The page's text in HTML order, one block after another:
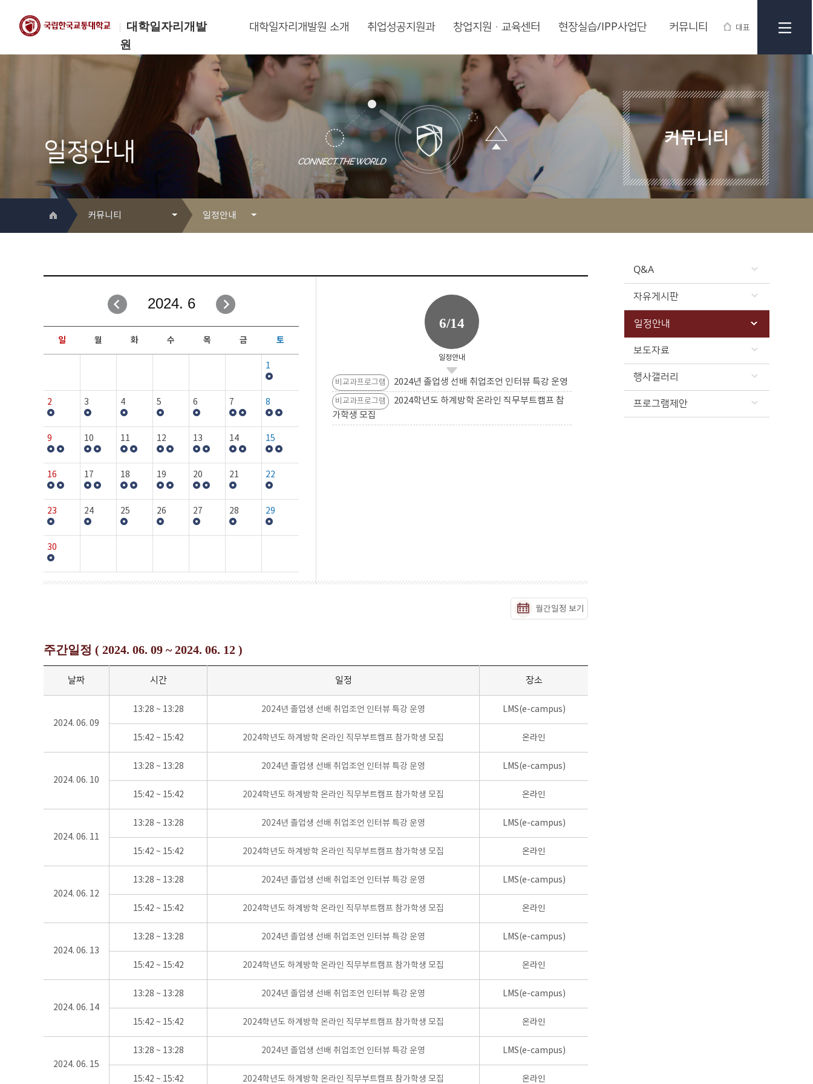
대학일자리개발
원
대표
한국교통대학교
대학일자리개발원
대학일자리개발원 소개 취업성공지원과 창업지원·교육센터 현장실습/IPP사업단 커뮤니티
일정안내
커뮤니티
커뮤니티
취업성공지원과
창업지원·교육센터
현장실습/IPP사업단
커뮤니티
일정안내
자유게시판
일정안내
보도자료
행사갤러리
Q&A
자유게시판
일정안내
보도자료
행사갤러리
프로그램제안
2024. 6
일 월 화 수 목 금 토
1
2 3 4 5 6 7 8
9 10 11 12 13 14 15
16 17 18 19 20 21 22
23 24 25 26 27 28 29
30
6/14
일정안내
비교과프로그램 2024년 졸업생 선배 취업조언 인터뷰 특강 운영
비교과프로그램
2024학년도 하계방학 온라인 직무부트캠프 참
가학생 모집
월간일정 보기
주간일정 ( 2024. 06. 09 ~ 2024. 06. 12 )
날짜 시간 일정 장소
2024. 06. 09
13:28 ~ 13:28 2024년 졸업생 선배 취업조언 인터뷰 특강 운영 LMS(e-campus)
15:42 ~ 15:42 2024학년도 하계방학 온라인 직무부트캠프 참가학생 모집 온라인
2024. 06. 10
13:28 ~ 13:28 2024년 졸업생 선배 취업조언 인터뷰 특강 운영 LMS(e-campus)
15:42 ~ 15:42 2024학년도 하계방학 온라인 직무부트캠프 참가학생 모집 온라인
2024. 06. 11
13:28 ~ 13:28 2024년 졸업생 선배 취업조언 인터뷰 특강 운영 LMS(e-campus)
15:42 ~ 15:42 2024학년도 하계방학 온라인 직무부트캠프 참가학생 모집 온라인
2024. 06. 12
13:28 ~ 13:28 2024년 졸업생 선배 취업조언 인터뷰 특강 운영 LMS(e-campus)
15:42 ~ 15:42 2024학년도 하계방학 온라인 직무부트캠프 참가학생 모집 온라인
2024. 06. 13
13:28 ~ 13:28 2024년 졸업생 선배 취업조언 인터뷰 특강 운영 LMS(e-campus)
15:42 ~ 15:42 2024학년도 하계방학 온라인 직무부트캠프 참가학생 모집 온라인
2024. 06. 14
13:28 ~ 13:28 2024년 졸업생 선배 취업조언 인터뷰 특강 운영 LMS(e-campus)
15:42 ~ 15:42 2024학년도 하계방학 온라인 직무부트캠프 참가학생 모집 온라인
2024. 06. 15
13:28 ~ 13:28 2024년 졸업생 선배 취업조언 인터뷰 특강 운영 LMS(e-campus)
15:42 ~ 15:42 2024학년도 하계방학 온라인 직무부트캠프 참가학생 모집 온라인